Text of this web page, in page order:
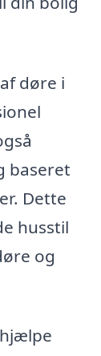
døre i
baseret
Dette
husstil
og